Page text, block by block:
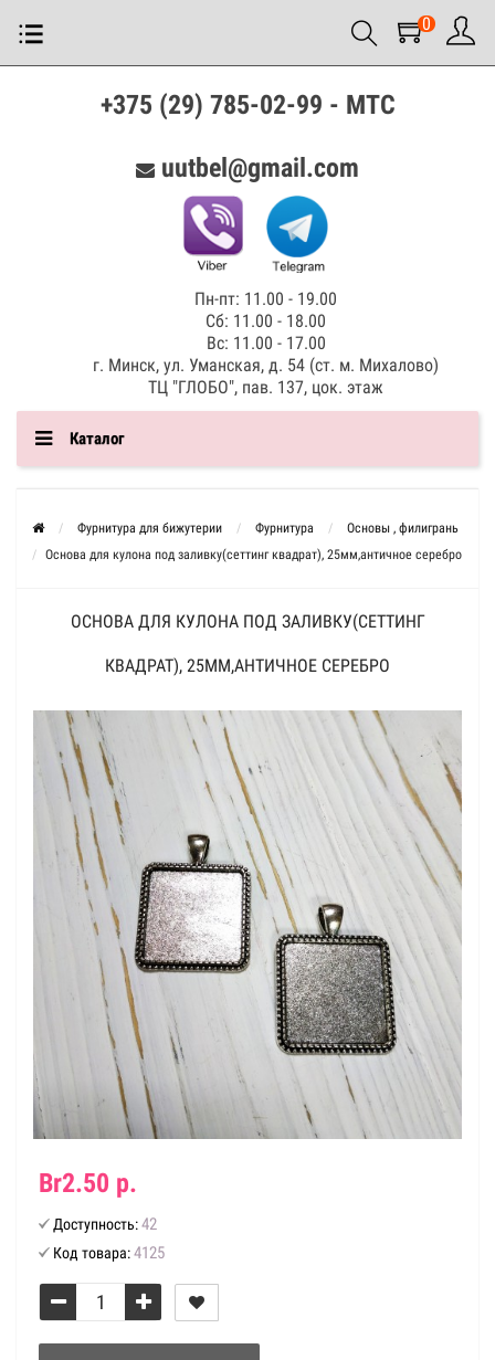
0
+375 (29) 785-02-99 - МТС
uutbel@gmail.com
Пн-пт: 11.00 - 19.00
Сб: 11.00 - 18.00
Вс: 11.00 - 17.00
г. Минск, ул. Уманская, д. 54 (ст. м. Михалово)
ТЦ "ГЛОБО", пав. 137, цок. этаж
Каталог
Фурнитура для бижутерии Фурнитура
Основы , филигрань
Основа для кулона под заливку(сеттинг квадрат), 25мм,античное серебро
ОСНОВА ДЛЯ КУЛОНА ПОД ЗАЛИВКУ(СЕТТИНГ
КВАДРАТ), 25ММ,АНТИЧНОЕ СЕРЕБРО
Br2.50 р.
Доступность:42
Код товара:4125